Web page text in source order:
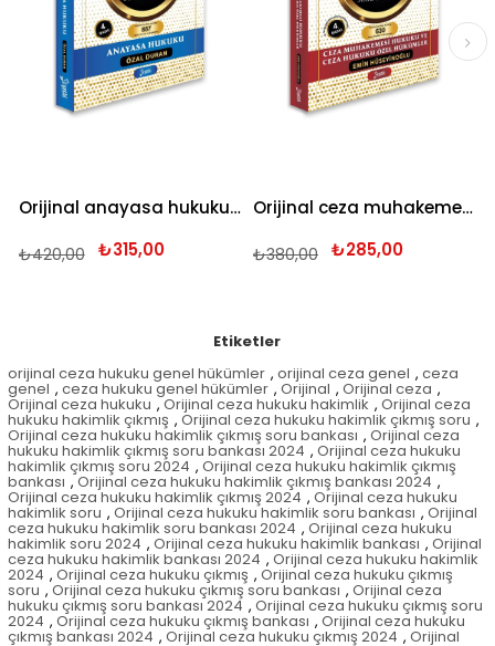
Orijinal anayasa hukuku hakimlik çıkmış soru bankası 2025
₺315,00
₺420,00
Orijinal ceza muhakemesi hukuku hakimlik çıkmış soru bankası 2025
₺285,00
₺380,00
Etiketler
orijinal ceza hukuku genel hükümler , orijinal ceza genel , ceza
genel , ceza hukuku genel hükümler , Orijinal , Orijinal ceza ,
Orijinal ceza hukuku ,Orijinal ceza hukuku hakimlik , Orijinal ceza
hukuku hakimlik çıkmış , Orijinal ceza hukuku hakimlik çıkmış soru ,
Orijinal ceza hukuku hakimlik çıkmış soru bankası , Orijinal ceza
hukuku hakimlik çıkmış soru bankası 2024 , Orijinal ceza hukuku
hakimlik çıkmış soru 2024 , Orijinal ceza hukuku hakimlik çıkmış
bankası ,Orijinal ceza hukuku hakimlik çıkmış bankası 2024 ,
Orijinal ceza hukuku hakimlik çıkmış 2024 , Orijinal ceza hukuku
hakimlik soru , Orijinal ceza hukuku hakimlik soru bankası , Orijinal
ceza hukuku hakimlik soru bankası 2024 , Orijinal ceza hukuku
hakimlik soru 2024 , Orijinal ceza hukuku hakimlik bankası , Orijinal
ceza hukuku hakimlik bankası 2024 , Orijinal ceza hukuku hakimlik
2024 , Orijinal ceza hukuku çıkmış , Orijinal ceza hukuku çıkmış
soru , Orijinal ceza hukuku çıkmış soru bankası , Orijinal ceza
hukuku çıkmış soru bankası 2024 , Orijinal ceza hukuku çıkmış soru
2024 , Orijinal ceza hukuku çıkmış bankası , Orijinal ceza hukuku
çıkmış bankası 2024 , Orijinal ceza hukuku çıkmış 2024 , Orijinal